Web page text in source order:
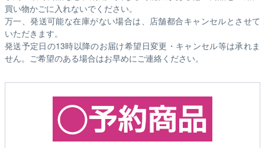
買い物かごに入れないでください。
万一、発送可能な在庫がない場合は、店舗都合キャンセルとさせて
いただきます。
発送予定日の13時以降のお届け希望日変更・キャンセル等は承れま
せん。ご希望のある場合はお早めにご連絡ください。